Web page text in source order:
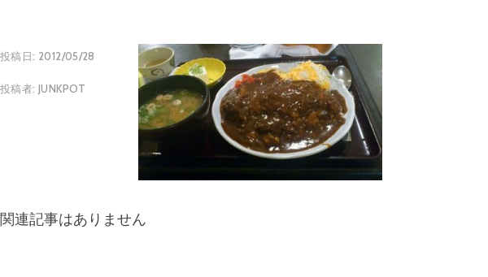
投稿日: 2012/05/28
投稿者: JUNKPOT
関連記事はありません